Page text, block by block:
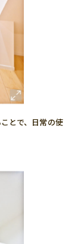
とで、日常の使